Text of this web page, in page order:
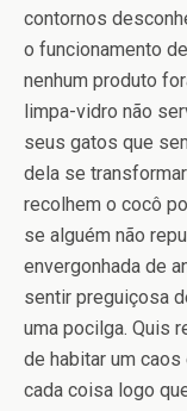
contornos
o funcionamento
nenhum produto
limpa-vidro não
seus gatos que
dela se
recolhem o cocô
se alguém não
envergonhada de
sentir preguiçosa
uma pocilga. Quis
de habitar um
cada coisa logo